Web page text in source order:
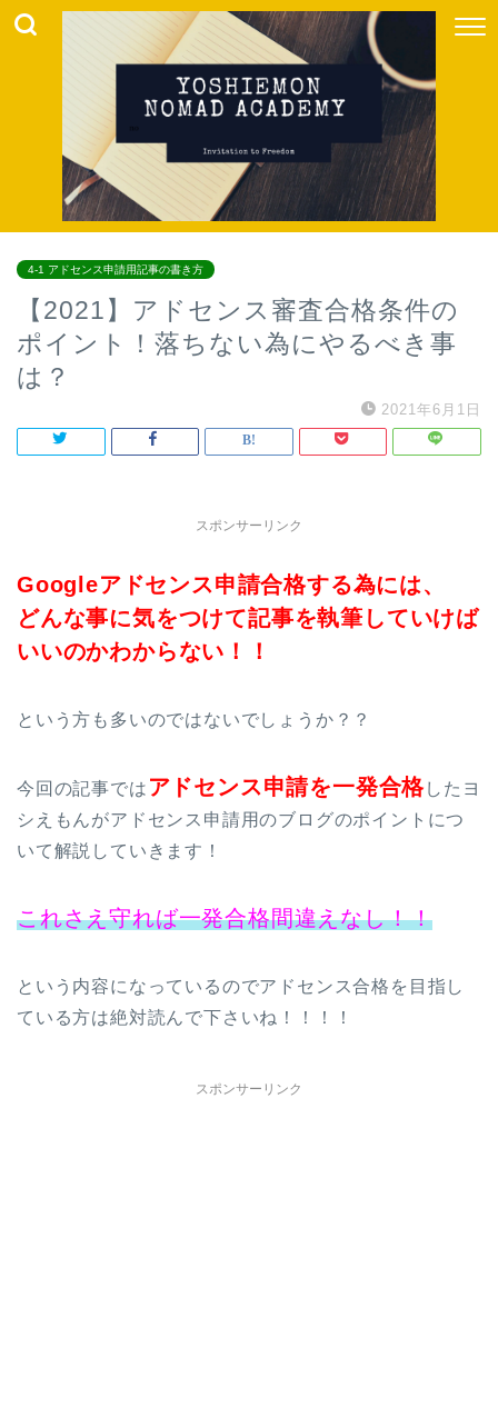
4-1 アドセンス申請用記事の書き方
【2021】アドセンス審査合格条件の
ポイント！落ちない為にやるべき事
は？
2021年6月1日
スポンサーリンク
Googleアドセンス申請合格する為には、
どんな事に気をつけて記事を執筆していけば
いいのかわからない！！
という方も多いのではないでしょうか？？
今回の記事では アドセンス申請を一発合格したヨ
シえもんがアドセンス申請用のブログのポイントにつ
いて解説していきます！
これさえ守れば一発合格間違えなし！！
という内容になっているのでアドセンス合格を目指し
ている方は絶対読んで下さいね！！！！
スポンサーリンク